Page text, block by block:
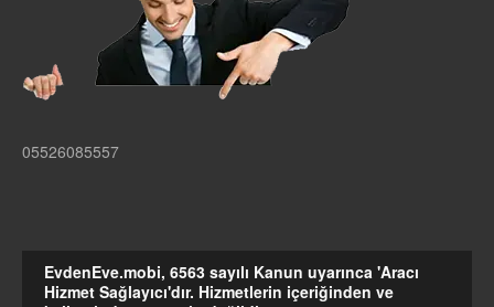
05526085557
EvdenEve.mobi, 6563 sayılı Kanun uyarınca 'Aracı
Hizmet Sağlayıcı'dır. Hizmetlerin içeriğinden ve